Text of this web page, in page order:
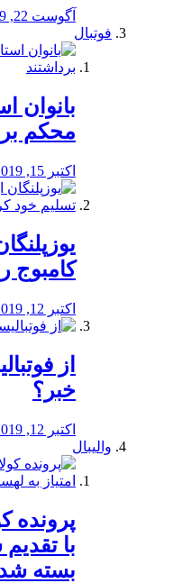
آگوست 22, 2019
فوتبال
بانوان
محكم
اکتبر 15, 2019
کامبوج
اکتبر 12, 2019
از
خبر؟
اکتبر 12, 2019
والیبال
پرونده
با
بسته